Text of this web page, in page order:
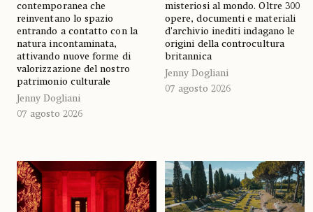
contemporanea che
reinventano lo spazio
entrando a contatto con la
natura incontaminata,
attivando nuove forme di
valorizzazione del nostro
patrimonio culturale
Jenny Dogliani
07 agosto 2026
misteriosi al mondo. Oltre 300
opere, documenti e materiali
d'archivio inediti indagano le
origini della controcultura
britannica
Jenny Dogliani
07 agosto 2026